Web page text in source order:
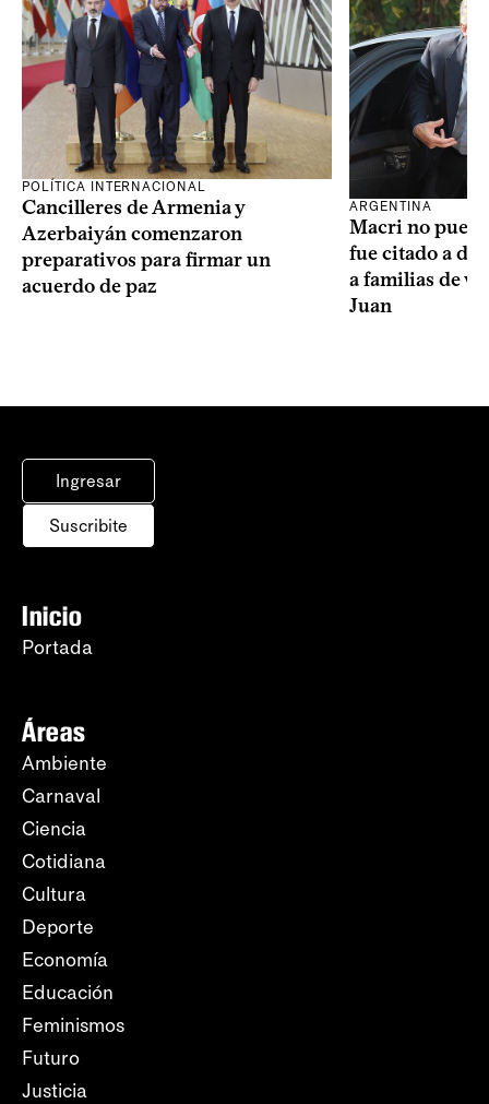
POLÍTICA INTERNACIONAL
Cancilleres de Armenia y
Azerbaiyán comenzaron
preparativos para firmar un
acuerdo de paz
ARGENTINA
Macri no
fue citado a
a familias de
Juan
Ingresar
Suscribite
Inicio
Portada
Áreas
Ambiente
Carnaval
Ciencia
Cotidiana
Cultura
Deporte
Economía
Educación
Feminismos
Futuro
Justicia